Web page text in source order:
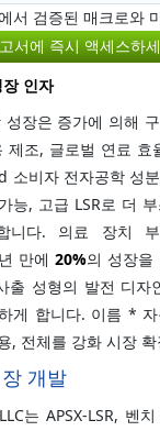
서 검증된 매크로와
서에 즉시 액세스하
인자
장은 증가에 의해
제조, 글로벌 연료 효
비자 전자공학 성
능, 고급 LSR로 더
니다. 의료 장치
만에 20%의 성장을
출 성형의 발전 디자
게 합니다. 이름 *
, 전체를 강화 시장 확
개발
는 APSX-LSR, 벤